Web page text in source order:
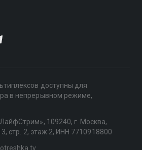
доступны для
в непрерывном режиме,
109240, г. Москва,
стр. 2, этаж 2, ИНН 7710918800